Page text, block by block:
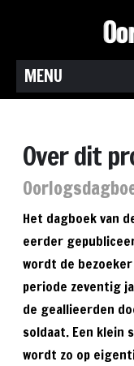
MENU
Over dit
Het dagboek van
eerder
wordt de
periode zeventig
de geallieerden
soldaat. Een klein
wordt zo op